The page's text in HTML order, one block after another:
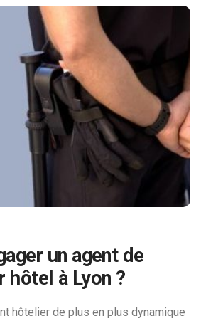
un agent de
hôtel à Lyon ?
hôtelier de plus en plus dynamique